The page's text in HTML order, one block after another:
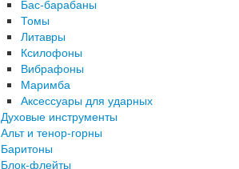
Бас-барабаны
Томы
Литавры
Ксилофоны
Вибрафоны
Маримба
Аксессуары для ударных
Духовые инструменты
Альт и тенор-горны
Баритоны
Блок-флейты